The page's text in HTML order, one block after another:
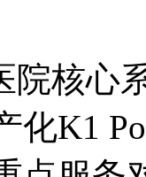
院核心
化K1